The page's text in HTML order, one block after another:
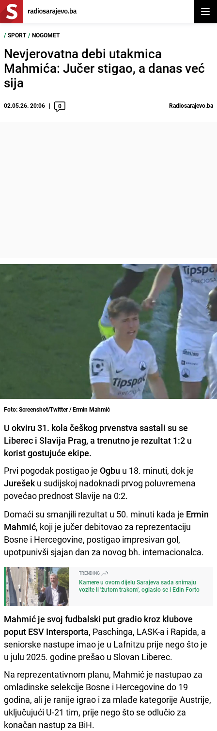
/ SPORT / NOGOMET
Nevjerovatna debi utakmica
Mahmića: Jučer stigao, a danas već
sija
02.05.26. 20:06 0 Radiosarajevo.ba
Foto: Screenshot/Twitter / Ermin Mahmić
U okviru 31. kola češkog prvenstva sastali su se
Liberec i Slavija Prag, a trenutno je rezultat 1:2 u
korist gostujuće ekipe.
Prvi pogodak postigao je Ogbu u 18. minuti, dok je
Jurešek u sudijskoj nadoknadi prvog poluvremena
povećao prednost Slavije na 0:2.
Domaći su smanjili rezultat u 50. minuti kada je Ermin
Mahmić, koji je jučer debitovao za reprezentaciju
Bosne i Hercegovine, postigao impresivan gol,
upotpunivši sjajan dan za novog bh. internacionalca.
TRENDING
Kamere u ovom dijelu Sarajeva sada snimaju
vozite li 'žutom trakom', oglasio se i Edin Forto
Mahmić je svoj fudbalski put gradio kroz klubove
poput ESV Intersporta, Paschinga, LASK-a i Rapida, a
seniorske nastupe imao je u Lafnitzu prije nego što je
u julu 2025. godine prešao u Slovan Liberec.
Na reprezentativnom planu, Mahmić je nastupao za
omladinske selekcije Bosne i Hercegovine do 19
godina, ali je ranije igrao i za mlađe kategorije Austrije,
uključujući U-21 tim, prije nego što se odlučio za
konačan nastup za BiH.